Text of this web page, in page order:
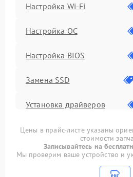
Настройка Wi-Fi
Настройка ОС
Настройка BIOS
Замена SSD
Установка драйверов
Замена видеочипа
Замена материнской
платы
Цены в прайс-листе указаны
стоимости
Записывайтесь на
Мы проверим ваше устройство и